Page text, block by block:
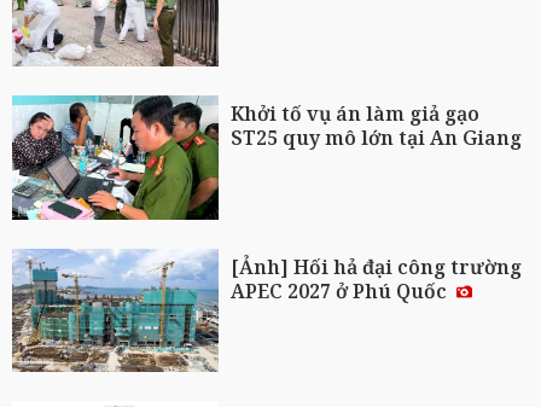
Khởi tố vụ án làm giả gạo
ST25 quy mô lớn tại An Giang
[Ảnh] Hối hả đại công trường
APEC 2027 ở Phú Quốc